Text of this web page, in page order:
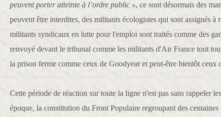
peuvent porter atteinte à l’ordre public », ce sont désormais des
peuvent être interdites, des militants écologistes qui sont assignés à
militants syndicaux en lutte pour l'emploi sont traités comme des
renvoyé devant le tribunal comme les militants d'Air France tout
la prison ferme comme ceux de Goodyear et peut-être bientôt ceux
Cette période de réaction sur toute la ligne n'est pas sans rappeler
époque, la constitution du Front Populaire regroupant des